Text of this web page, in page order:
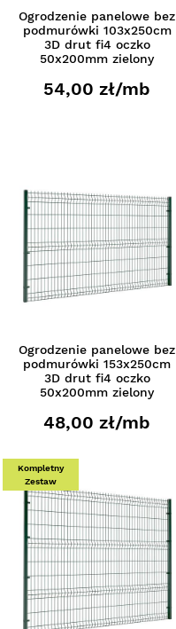
Ogrodzenie panelowe bez
podmurówki 103x250cm
3D drut fi4 oczko
50x200mm zielony
54,00 zł/mb
Ogrodzenie panelowe bez
podmurówki 153x250cm
3D drut fi4 oczko
50x200mm zielony
48,00 zł/mb
Kompletny
Zestaw